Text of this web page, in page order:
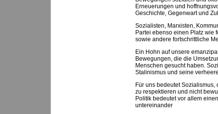
Erneuerungen und
Geschichte, Gegenwart und
Sozialisten, Marxisten,
Partei ebenso einen Platz wie
sowie andere fortschrittliche
Ein Hohn auf unsere
Bewegungen, die die
Menschen gesucht haben.
Stalinismus und seine
Für uns bedeutet
zu respektieren und nicht
Politik bedeutet vor allem
untereinander